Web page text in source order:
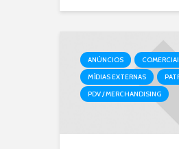
ANÚNCIOS
MÍDIAS EXTERNAS
PDV / MERCHANDISING